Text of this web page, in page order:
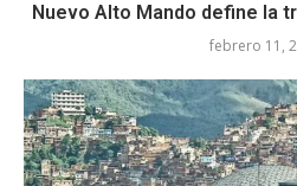
Nuevo Alto Mando define la
febrero 11,